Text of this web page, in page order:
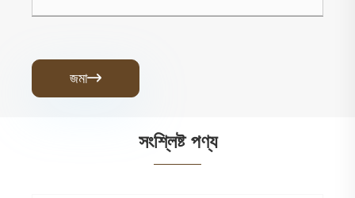
জমা
সংশ্লিষ্ট পণ্য